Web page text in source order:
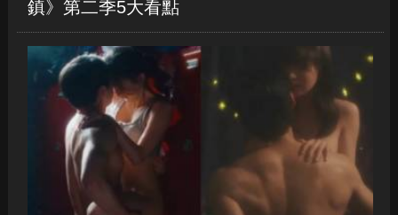
鎮》第二季5大看點